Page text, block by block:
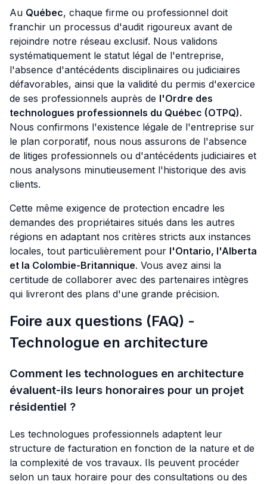
Au Québec, chaque firme ou professionnel doit
franchir un processus d'audit rigoureux avant de
rejoindre notre réseau exclusif. Nous validons
systématiquement le statut légal de l'entreprise,
l'absence d'antécédents disciplinaires ou judiciaires
défavorables, ainsi que la validité du permis d'exercice
de ses professionnels auprès de l'Ordre des
technologues professionnels du Québec (OTPQ).
Nous confirmons l'existence légale de l'entreprise sur
le plan corporatif, nous nous assurons de l'absence
de litiges professionnels ou d'antécédents judiciaires et
nous analysons minutieusement l'historique des avis
clients.
Cette même exigence de protection encadre les
demandes des propriétaires situés dans les autres
régions en adaptant nos critères stricts aux instances
locales, tout particulièrement pour l'Ontario, l'Alberta
et la Colombie-Britannique. Vous avez ainsi la
certitude de collaborer avec des partenaires intègres
qui livreront des plans d'une grande précision.
Foire aux questions (FAQ) -
Technologue en architecture
Comment les technologues en architecture
évaluent-ils leurs honoraires pour un projet
résidentiel ?
Les technologues professionnels adaptent leur
structure de facturation en fonction de la nature et de
la complexité de vos travaux. Ils peuvent procéder
selon un taux horaire pour des consultations ou des